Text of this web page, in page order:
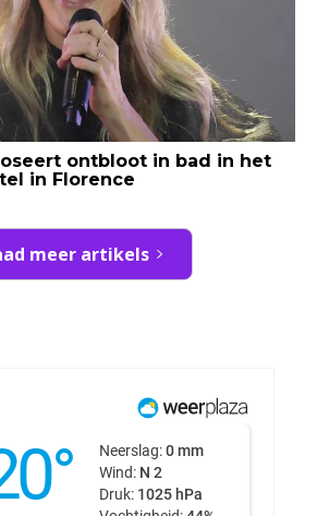
ontbloot in bad in het
in Florence
meer artikels